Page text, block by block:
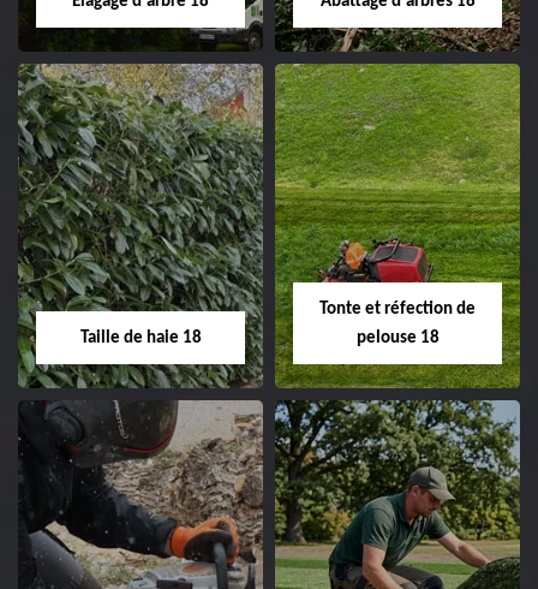
changement grillage et
clôture 18 Cher tel:
02.52.56.49.40
Elagage d'arbre 18
Entreprise élagage
d'arbre 18 Cher tel:
02.52.56.49.40
Abattage d'arbres
18
Entreprise abattage
Taille de haie 18
Taille de haie 18
Entreprise taille de haie
Tonte et réfection de
pelouse 18
Tonte et réfection
de pelouse 18